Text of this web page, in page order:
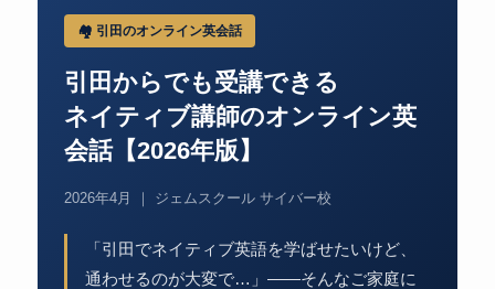
🏘️ 引田のオンライン英会話
引田からでも受講できる
ネイティブ講師のオンライン英
会話【2026年版】
2026年4月 ｜ ジェムスクール サイバー校
「引田でネイティブ英語を学ばせたいけど、
通わせるのが大変で…」——そんなご家庭に